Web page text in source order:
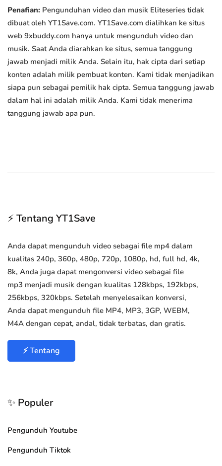
Penafian: Pengunduhan video dan musik Eliteseries tidak
dibuat oleh YT1Save.com. YT1Save.com dialihkan ke situs
web 9xbuddy.com hanya untuk mengunduh video dan
musik. Saat Anda diarahkan ke situs, semua tanggung
jawab menjadi milik Anda. Selain itu, hak cipta dari setiap
konten adalah milik pembuat konten. Kami tidak menjadikan
siapa pun sebagai pemilik hak cipta. Semua tanggung jawab
dalam hal ini adalah milik Anda. Kami tidak menerima
tanggung jawab apa pun.
⚡ Tentang YT1Save
Anda dapat mengunduh video sebagai file mp4 dalam
kualitas 240p, 360p, 480p, 720p, 1080p, hd, full hd, 4k,
8k, Anda juga dapat mengonversi video sebagai file
mp3 menjadi musik dengan kualitas 128kbps, 192kbps,
256kbps, 320kbps. Setelah menyelesaikan konversi,
Anda dapat mengunduh file MP4, MP3, 3GP, WEBM,
M4A dengan cepat, andal, tidak terbatas, dan gratis.
⚡ Tentang
✨ Populer
Pengunduh Youtube
Pengunduh Tiktok